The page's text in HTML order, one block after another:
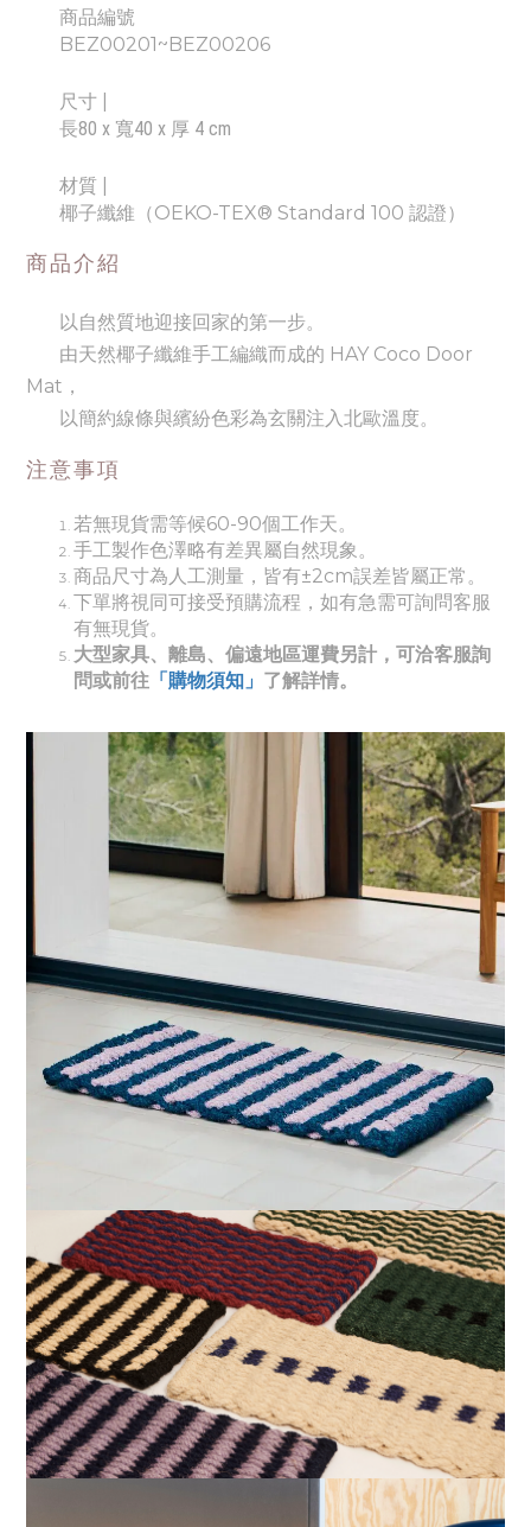
商品編號
BEZ00201~BEZ00206
尺寸
長80 x 寬40 x 厚 4 cm
材質 |
椰子纖維（OEKO-TEX® Standard 100 認證）
商品介紹
以自然質地迎接回家的第一步。
由天然椰子纖維手工編織而成的 HAY Coco Door
Mat，
以簡約線條與繽紛色彩為玄關注入北歐溫度。
注意事項
若無現貨需等候60-90個工作天。
手工製作色澤略有差異屬自然現象。
商品尺寸為人工測量，皆有±2cm誤差皆屬正常。
下單將視同可接受預購流程，如有急需可詢問客服
有無現貨。
大型家具、離島、偏遠地區運費另計，可洽客服詢
問或前往 「購物須知」 了解詳情。